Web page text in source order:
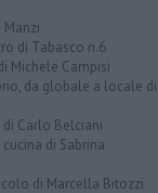
Manzi
di Tabasco n.6
Michele Campisi
da globale a locale di
di Carlo Belciani
di Sabrina
di Marcella Bitozzi